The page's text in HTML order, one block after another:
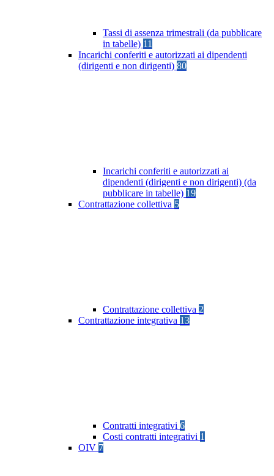
Tassi di assenza trimestrali (da pubblicare
in tabelle) 11
Incarichi conferiti e autorizzati ai dipendenti
(dirigenti e non dirigenti) 80
Incarichi conferiti e autorizzati ai
dipendenti (dirigenti e non dirigenti) (da
pubblicare in tabelle) 19
Contrattazione collettiva 5
Contrattazione collettiva 2
Contrattazione integrativa 13
Contratti integrativi 6
Costi contratti integrativi 1
OIV 7